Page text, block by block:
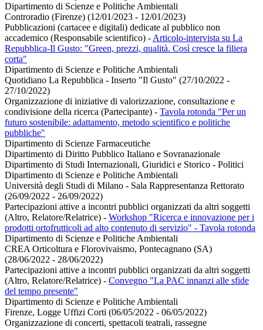
Dipartimento di Scienze e Politiche Ambientali
Controradio (Firenze) (12/01/2023 - 12/01/2023)
Pubblicazioni (cartacee e digitali) dedicate al pubblico non
accademico (Responsabile scientifico) - Articolo-intervista su La
Repubblica-Il Gusto: "Green, prezzi, qualità. Così cresce la filiera
corta"
Dipartimento di Scienze e Politiche Ambientali
Quotidiano La Repubblica - Inserto "Il Gusto" (27/10/2022 -
27/10/2022)
Organizzazione di iniziative di valorizzazione, consultazione e
condivisione della ricerca (Partecipante) - Tavola rotonda "Per un
futuro sostenibile: adattamento, metodo scientifico e politiche
pubbliche"
Dipartimento di Scienze Farmaceutiche
Dipartimento di Diritto Pubblico Italiano e Sovranazionale
Dipartimento di Studi Internazionali, Giuridici e Storico - Politici
Dipartimento di Scienze e Politiche Ambientali
Università degli Studi di Milano - Sala Rappresentanza Rettorato
(26/09/2022 - 26/09/2022)
Partecipazioni attive a incontri pubblici organizzati da altri soggetti
(Altro, Relatore/Relatrice) - Workshop "Ricerca e innovazione per i
prodotti ortofrutticoli ad alto contenuto di servizio" - Tavola rotonda
Dipartimento di Scienze e Politiche Ambientali
CREA Orticoltura e Florovivaismo, Pontecagnano (SA)
(28/06/2022 - 28/06/2022)
Partecipazioni attive a incontri pubblici organizzati da altri soggetti
(Altro, Relatore/Relatrice) - Convegno "La PAC innanzi alle sfide
del tempo presente"
Dipartimento di Scienze e Politiche Ambientali
Firenze, Logge Uffizi Corti (06/05/2022 - 06/05/2022)
Organizzazione di concerti, spettacoli teatrali, rassegne